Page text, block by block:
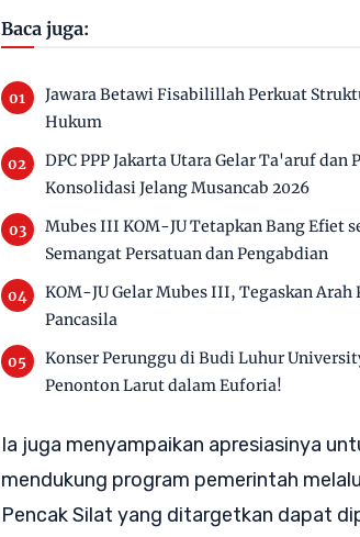
Baca juga:
Jawara Betawi Fisabilillah Perkuat
Hukum
DPC PPP Jakarta Utara Gelar Ta'aruf
Konsolidasi Jelang Musancab 2026
Mubes III KOM-JU Tetapkan Bang Efiet
Semangat Persatuan dan Pengabdian
KOM-JU Gelar Mubes III, Tegaskan Arah
Pancasila
Konser Perunggu di Budi Luhur
Penonton Larut dalam Euforia!
Ia juga menyampaikan apresiasinya
mendukung program pemerintah
Pencak Silat yang ditargetkan dapat